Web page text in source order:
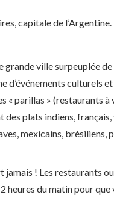
capitale de l’Argentine.
grande ville surpeuplée
d’événements culturels
« parillas » (restaurants à
des plats indiens,
mexicains, brésiliens,
jamais ! Les restaurants
heures du matin pour que